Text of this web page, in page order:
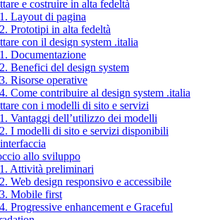
e costruire in alta fedeltà
Layout di pagina
Prototipi in alta fedeltà
con il design system .italia
Documentazione
Benefici del design system
Risorse operative
Come contribuire al design system .italia
con i modelli di sito e servizi
Vantaggi dell’utilizzo dei modelli
I modelli di sito e servizi disponibili
allo sviluppo
Attività preliminari
Web design responsivo e accessibile
Mobile first
Progressive enhancement e Graceful